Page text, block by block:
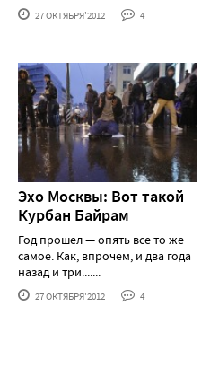
27 ОКТЯБРЯ'2012 4
Эхо Москвы: Вот такой
Курбан Байрам
Год прошел — опять все то же
самое. Как, впрочем, и два года
назад и три.......
27 ОКТЯБРЯ'2012 4